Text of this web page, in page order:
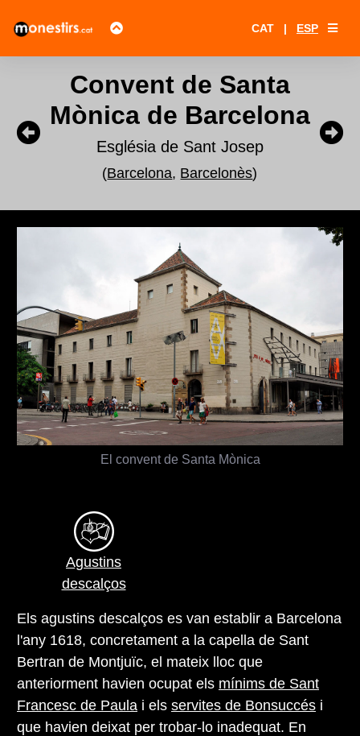
CAT | ESP
Convent de Santa
Mònica de Barcelona
Església de Sant Josep
(Barcelona, Barcelonès)
El convent de Santa Mònica
Agustins
descalços
Els agustins descalços es van establir a Barcelona
l'any 1618, concretament a la capella de Sant
Bertran de Montjuïc, el mateix lloc que
anteriorment havien ocupat els mínims de Sant
Francesc de Paula i els servites de Bonsuccés i
que havien deixat per trobar-lo inadequat. En